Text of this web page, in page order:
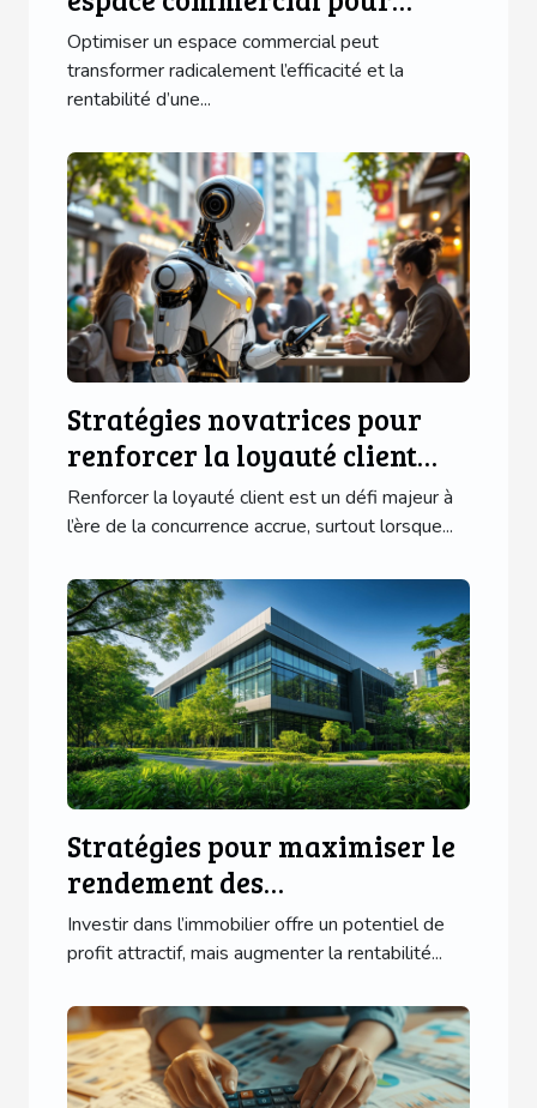
maximiser l'efficacité?
Optimiser un espace commercial peut
transformer radicalement l’efficacité et la
rentabilité d’une...
Stratégies novatrices pour
renforcer la loyauté client
sans offres traditionnelles
Renforcer la loyauté client est un défi majeur à
l’ère de la concurrence accrue, surtout lorsque...
Stratégies pour maximiser le
rendement des
investissements immobiliers
Investir dans l’immobilier offre un potentiel de
profit attractif, mais augmenter la rentabilité...